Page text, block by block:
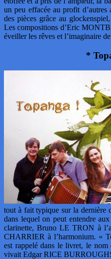
un peu effacée au profit d’autres
des pièces grâce au
Les compositions d’Eric
éveiller les rêves et l’imaginaire
*
tout à fait typique sur la
dans lequel on peut entendre
clarinette, Bruno LE TRON à
CHARRIER à l’harmonium. «
est rappelé dans le livret, le
vivait Edgar RICE